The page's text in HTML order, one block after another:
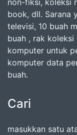
non-fiksi, koleksi
book, dll. Sarana
televisi, 10 buah
buah , rak koleksi
komputer untuk
komputer data
buah.
Cari
masukkan satu